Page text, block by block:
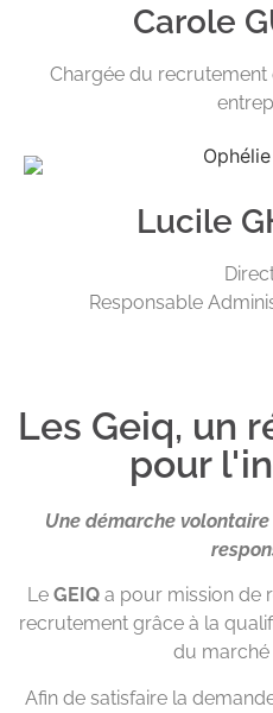
Carole
Chargée du recrutement
Lucile
Responsable
Les Geiq, un
pour
Une démarche
Le GEIQ a pour mission de
recrutement grâce à la
du marché
Afin de satisfaire la